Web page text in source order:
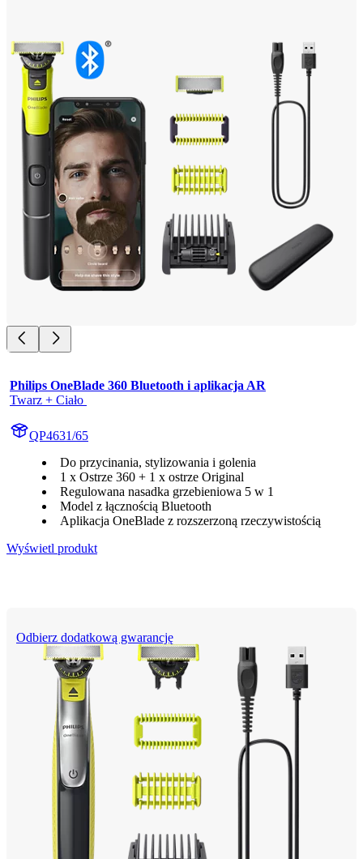
Philips OneBlade 360 Bluetooth i aplikacja AR
Twarz + Ciało
QP4631/65
Do przycinania, stylizowania i golenia
1 x Ostrze 360 + 1 x ostrze Original
Regulowana nasadka grzebieniowa 5 w 1
Model z łącznością Bluetooth
Aplikacja OneBlade z rozszerzoną rzeczywistością
Wyświetl produkt
Odbierz dodatkową gwarancję